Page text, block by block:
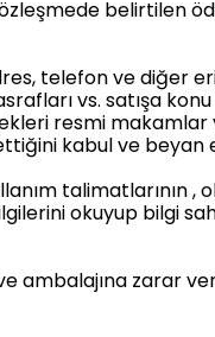
belirtilen
telefon ve diğer
vs. satışa
resmi
kabul ve beyan
talimatlarının
okuyup bilgi
ambalajına zarar